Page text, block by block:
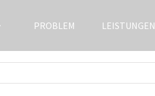
PROBLEM LEISTUNGEN